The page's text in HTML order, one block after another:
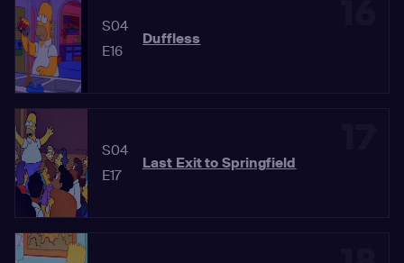
S04
E16
Duffless
S04
E17
Last Exit to Springfield